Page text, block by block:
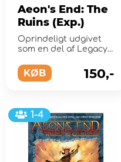
Aeon's End: The
Ruins (Exp.)
Oprindeligt udgivet
som en del af Legacy
Kickstarter.
KØB 150,-
1-4